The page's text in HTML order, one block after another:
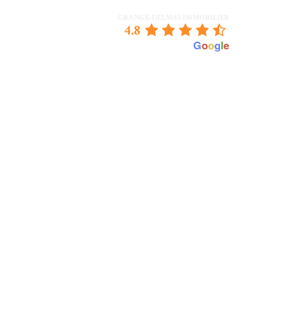
4.8
Google